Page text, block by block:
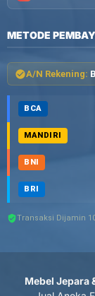
METODE
A/N Rekening:
BCA
MANDIRI
BNI
BRI
Transaksi Dijamin
Mebel Jepara